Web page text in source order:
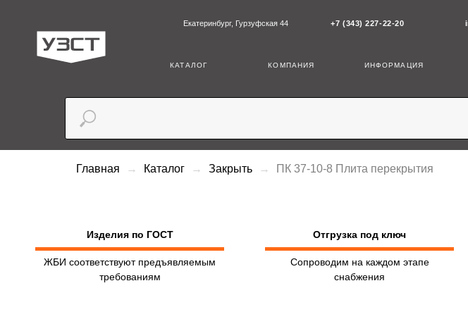
Екатеринбург, Гурзуфская 44 +7 (343) 227-22-20 info@1uzst.ru
Главная Каталог Закрыть ПК 37-10-8 Плита перекрытия
Изделия по ГОСТ
ЖБИ соответствуют предъявляемым
требованиям
Отгрузка под ключ
Сопроводим на каждом этапе
снабжения